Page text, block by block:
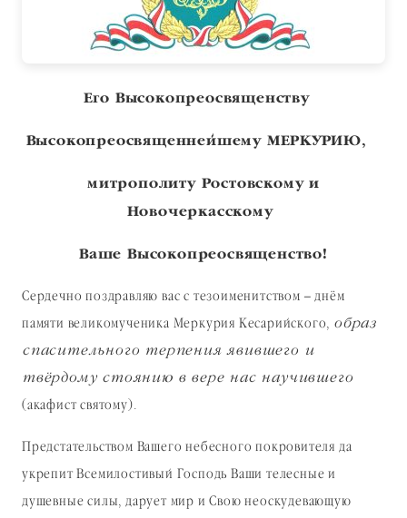
Его Высокопреосвященству
Высокопреосвященнейшему МЕРКУРИЮ,
митрополиту Ростовскому и
Новочеркасскому
Ваше Высокопреосвященство!
Сердечно поздравляю вас с тезоименитством – днём
памяти великомученика Меркурия Кесарийского, образ
спасительного терпения явившего и
твёрдому стоянию в вере нас научившего
(акафист святому).
Предстательством Вашего небесного покровителя да
укрепит Всемилостивый Господь Ваши телесные и
душевные силы, дарует мир и Свою неоскудевающую